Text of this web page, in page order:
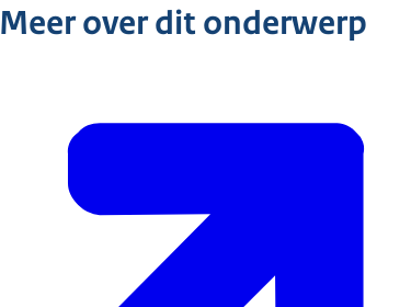
Meer over dit onderwerp